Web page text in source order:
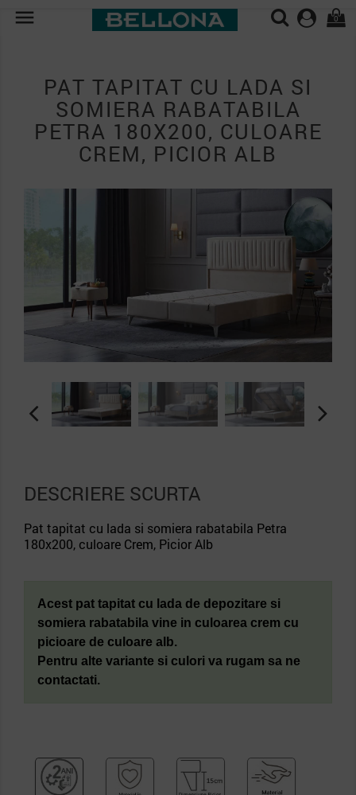
 0
PAT TAPITAT CU LADA SI
SOMIERA RABATABILA
PETRA 180X200, CULOARE
CREM, PICIOR ALB
DESCRIERE SCURTA
Pat tapitat cu lada si somiera rabatabila Petra
180x200, culoare Crem, Picior Alb
Acest pat tapitat cu lada de depozitare si
somiera rabatabila vine in culoarea crem cu
picioare de culoare alb.
Pentru alte variante si culori va rugam sa ne
contactati.